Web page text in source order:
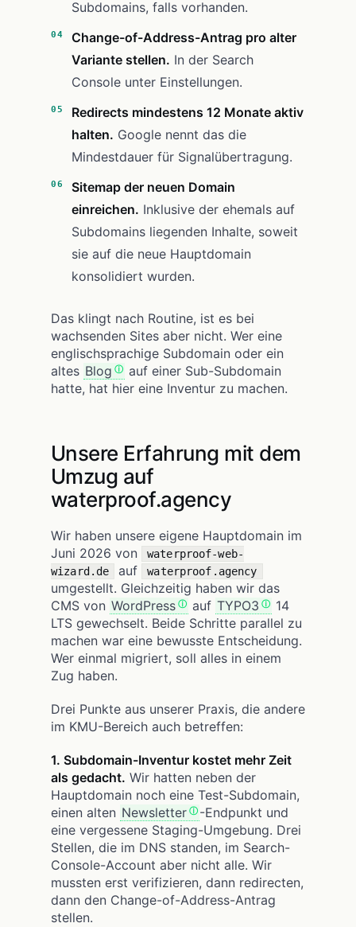
Subdomains, falls vorhanden.
Change-of-Address-Antrag pro alter
Variante stellen. In der Search
Console unter Einstellungen.
Redirects mindestens 12 Monate aktiv
halten. Google nennt das die
Mindestdauer für Signalübertragung.
Sitemap der neuen Domain
einreichen. Inklusive der ehemals auf
Subdomains liegenden Inhalte, soweit
sie auf die neue Hauptdomain
konsolidiert wurden.
Das klingt nach Routine, ist es bei
wachsenden Sites aber nicht. Wer eine
englischsprachige Subdomain oder ein
altes Blog
auf einer Sub-Subdomain
hatte, hat hier eine Inventur zu machen.
Unsere Erfahrung mit dem
Umzug auf
waterproof.agency
Wir haben unsere eigene Hauptdomain im
Juni 2026 von
waterproof-web-
wizard.de
auf waterproof.agency
umgestellt. Gleichzeitig haben wir das
CMS von WordPress auf TYPO3
14
LTS gewechselt. Beide Schritte parallel zu
machen war eine bewusste Entscheidung.
Wer einmal migriert, soll alles in einem
Zug haben.
Drei Punkte aus unserer Praxis, die andere
im KMU-Bereich auch betreffen:
1. Subdomain-Inventur kostet mehr Zeit
als gedacht. Wir hatten neben der
Hauptdomain noch eine Test-Subdomain,
einen alten Newsletter
-Endpunkt und
eine vergessene Staging-Umgebung. Drei
Stellen, die im DNS standen, im Search-
Console-Account aber nicht alle. Wir
mussten erst verifizieren, dann redirecten,
dann den Change-of-Address-Antrag
stellen.